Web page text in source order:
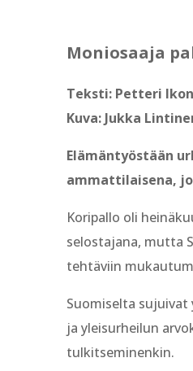
Moniosaaja
Teksti: Petteri
Kuva: Jukka
Elämäntyöstään
ammattilaisena,
Koripallo oli
selostajana, mutta
tehtäviin
Suomiselta
ja yleisurheilun
tulkitseminenkin.